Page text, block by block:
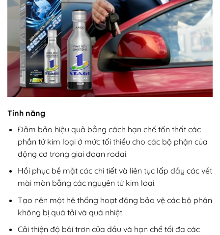
Tính năng
Đảm bảo hiệu quả bằng cách hạn chế tổn thất các
phần tử kim loại ở mức tối thiểu cho các bộ phận của
động cơ trong giai đoạn rodai.
Hồi phục bề mặt các chi tiết và liên tục lấp đầy các vết
mài mòn bằng các nguyên tử kim loại.
Tạo nên một hệ thống hoạt động bảo vệ các bộ phận
không bị quá tải và quá nhiệt.
Cải thiện độ bôi trơn của dầu và hạn chế tối đa các